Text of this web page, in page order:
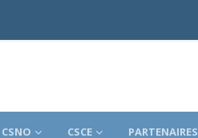
CSNO CSCE PARTENAIRES